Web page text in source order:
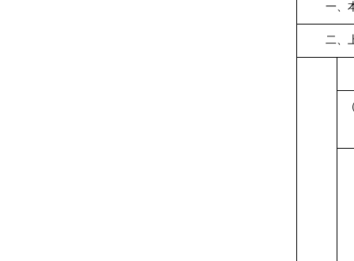
一、
二、